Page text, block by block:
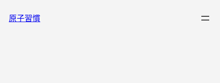
至原子習慣